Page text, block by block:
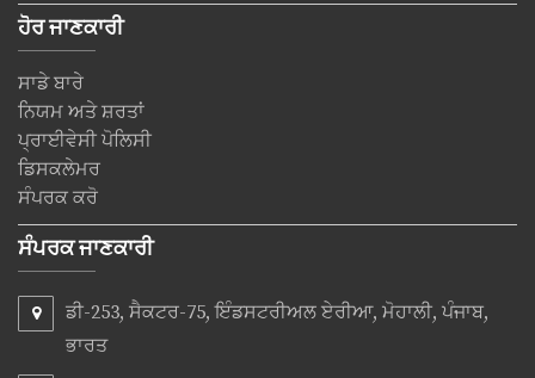
ਹੋਰ ਜਾਣਕਾਰੀ
ਸਾਡੇ ਬਾਰੇ
ਨਿਯਮ ਅਤੇ ਸ਼ਰਤਾਂ
ਪ੍ਰਾਈਵੇਸੀ ਪੋਲਿਸੀ
ਡਿਸਕਲੇਮਰ
ਸੰਪਰਕ ਕਰੋ
ਸੰਪਰਕ ਜਾਣਕਾਰੀ
ਡੀ-253, ਸੈਕਟਰ-75, ਇੰਡਸਟਰੀਅਲ ਏਰੀਆ, ਮੋਹਾਲੀ, ਪੰਜਾਬ,
ਭਾਰਤ